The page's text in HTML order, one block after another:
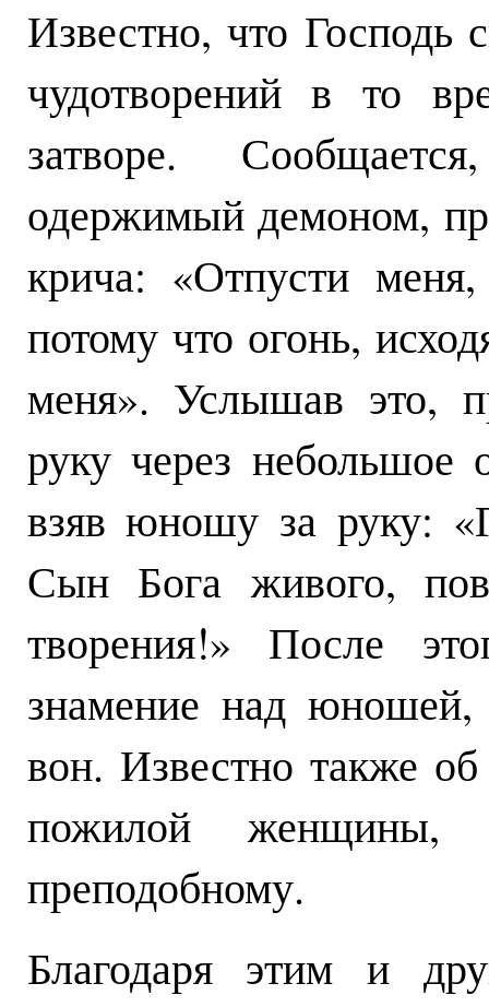
Известно, что Господь
чудотворений в то
затворе.
одержимый демоном,
крича: «Отпусти
потому что огонь,
меня». Услышав это,
руку через небольшое
взяв юношу за руку:
Сын Бога живого,
творения!» После
знамение над
вон. Известно также
пожилой
преподобному.
Благодаря этим и